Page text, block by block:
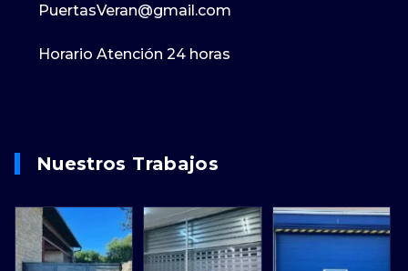
PuertasVeran@gmail.com
Horario Atención 24 horas
Nuestros Trabajos